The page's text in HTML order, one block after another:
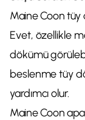
Maine Coon tüy
Evet, özellikle
dökümü
beslenme tüy
yardımcı olur.
Maine Coon